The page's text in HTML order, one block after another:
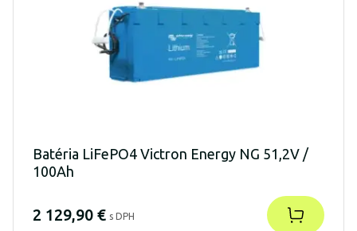
Batéria LiFePO4 Victron Energy NG 51,2V /
100Ah
2 129,90 € s DPH